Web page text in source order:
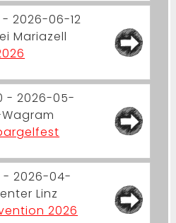
2026-06-12
Mariazell
- 2026-05-
- 2026-04-
Linz
2026